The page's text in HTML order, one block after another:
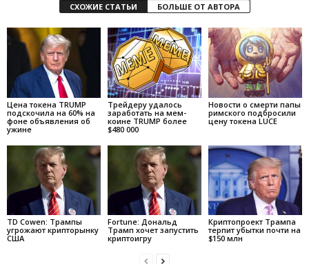
СХОЖИЕ СТАТЬИ БОЛЬШЕ ОТ АВТОРА
Цена токена TRUMP
подскочила на 60% на
фоне объявления об
ужине
Трейдеру удалось
заработать на мем-
коине TRUMP более
$480 000
Новости о смерти папы
римского подбросили
цену токена LUCE
TD Cowen: Трампы
угрожают крипторынку
США
Fortune: Дональд
Трамп хочет запустить
криптоигру
Криптопроект Трампа
терпит убытки почти на
$150 млн